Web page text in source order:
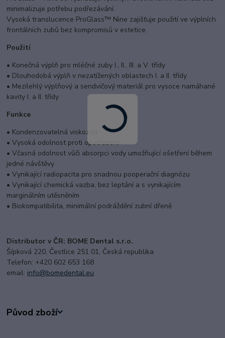
minimalizuje potřebu podřezávání.
Vysoká translucence ProGlass™ Nine zajišťuje použití ve výplních
frontálních zubů bez kompromisů v estetice.
Použití
• Konečná výplň pro mléčné zuby I., II., III. a V. třídy
• Dlouhodobá výplň v nezatížených oblastech I. a II. třídy
• Mezilehlý výplňový a sendvičový materiál pro vysoce namáhané
kavity I. a II. třídy
Funkce
• Kondenzovatelná viskozita
• Vysoká odolnost proti opotřebení
• Včasná odolnost vůči absorpci vody umožňující ošetření během
jedné návštěvy
• Vynikající radiopacita pro snadnou pooperační diagnózu
• Vynikající chemická vazba, bez leptání a s vynikajícím
marginálním utěsněním
• Biokompatibilita, minimální podráždění zubní dřeně
Distributor v ČR: BOME Dental s.r.o.
Šípková 220, Čestlice 251 01, Česká republika
Telefon: +420 602 653 168
email: info@bomedental.eu
Původ zboží